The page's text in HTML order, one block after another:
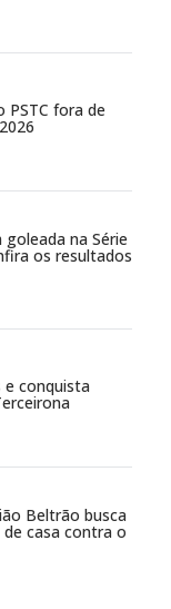
PSTC fora de
na Série
os resultados
e conquista
Beltrão busca
casa contra o